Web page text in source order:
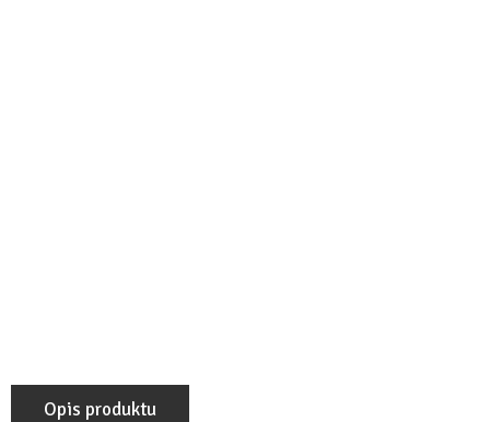
Opis produktu